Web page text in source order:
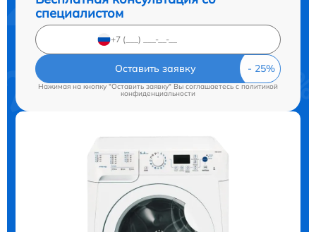
специалистом
Оставить заявку
Нажимая на кнопку "Оставить заявку" Вы соглашаетесь cполитикой
конфиденциальности